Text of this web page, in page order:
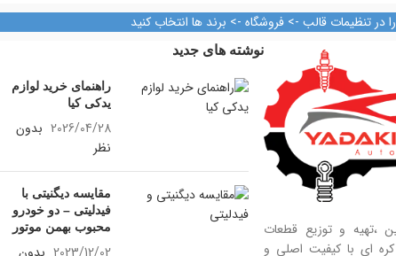
کاشانی، طبقه دوم،
تماس
در تنظیمات قالب -> فروشگاه -> برند ها انتخاب کنید
،تهیه و توزیع قطعات
ای با کیفیت اصلی و
نوشته های جدید
راهنمای خرید لوازم
یدکی کیا
2026/04/28 بدون
نظر
مقایسه دیگنیتی با
فیدلیتی – دو خودرو
محبوب بهمن موتور